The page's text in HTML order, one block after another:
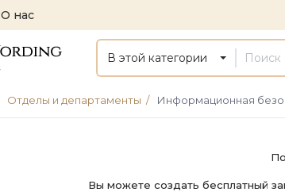
О нас
В этой категории
Отделы и департаменты / Информационная
Вы можете создать бесплатный